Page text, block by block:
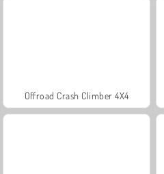
Offroad Crash Climber 4X4